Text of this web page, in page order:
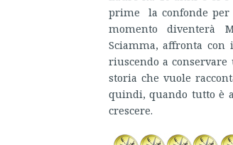
prime la confonde per
momento diventerà
Sciamma, affronta
riuscendo a
storia che vuole
quindi, quando tutto è
crescere.